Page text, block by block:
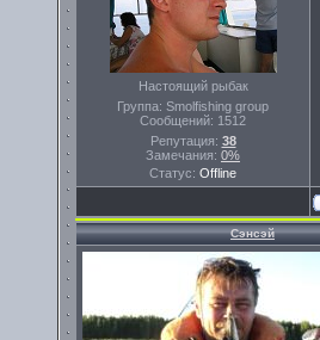
Настоящий рыбак
Группа: Smolfishing group
Сообщений: 1512
Репутация: 38
Замечания: 0%
Статус: Offline
Сэнсэй